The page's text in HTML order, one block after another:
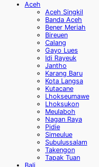
Aceh
Aceh Singkil
Banda Aceh
Bener Meriah
Bireuen
Calang
Gayo Lues
Idi Rayeuk
Jantho
Karang Baru
Kota Langsa
Kutacane
Lhokseumawe
Lhoksukon
Meulaboh
Nagan Raya
Pidie
Simeulue
Subulussalam
Takengon
Tapak Tuan
Bali